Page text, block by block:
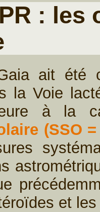
: les
ait été
la Voie
à la
(SSO
et